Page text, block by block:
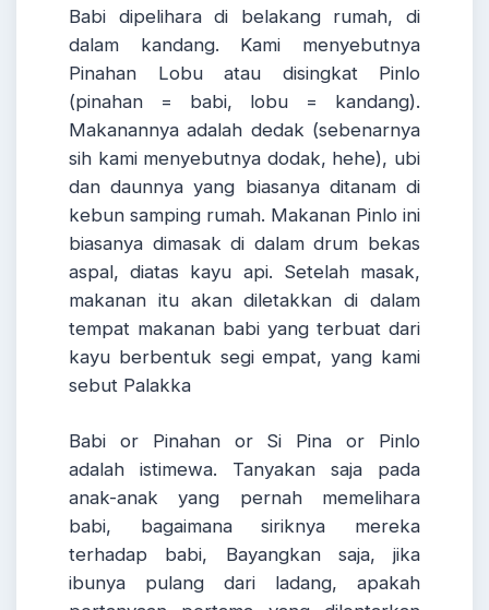
Babi dipelihara di belakang rumah, di
dalam kandang. Kami menyebutnya
Pinahan Lobu atau disingkat Pinlo
(pinahan = babi, lobu = kandang).
Makanannya adalah dedak (sebenarnya
sih kami menyebutnya dodak, hehe), ubi
dan daunnya yang biasanya ditanam di
kebun samping rumah. Makanan Pinlo ini
biasanya dimasak di dalam drum bekas
aspal, diatas kayu api. Setelah masak,
makanan itu akan diletakkan di dalam
tempat makanan babi yang terbuat dari
kayu berbentuk segi empat, yang kami
sebut Palakka
Babi or Pinahan or Si Pina or Pinlo
adalah istimewa. Tanyakan saja pada
anak-anak yang pernah memelihara
babi, bagaimana siriknya mereka
terhadap babi, Bayangkan saja, jika
ibunya pulang dari ladang, apakah